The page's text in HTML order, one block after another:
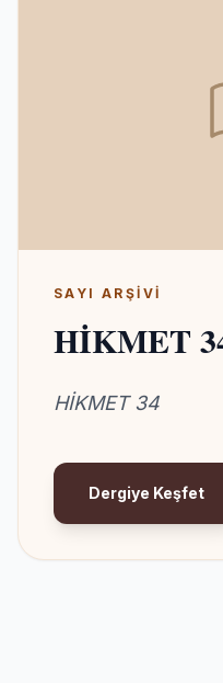
SAYI ARŞIVI
HİKMET
HİKMET 34
Dergiye Keşfet